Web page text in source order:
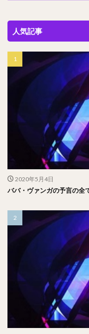
人気記事
2020年5月4日
ババ・ヴァンガの予言の全